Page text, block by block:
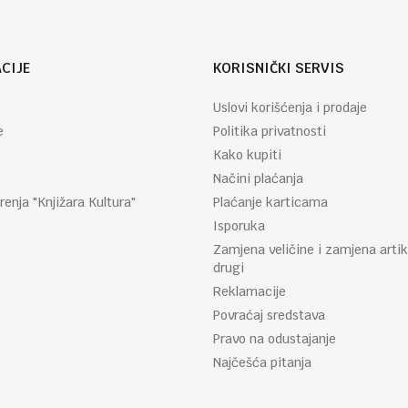
"Knjižara Kultura"
KORISNIČKI SERVIS
Uslovi korišćenja i prodaje
Politika privatnosti
Kako kupiti
Načini plaćanja
Plaćanje karticama
Isporuka
Zamjena veličine i zamjena
drugi
Reklamacije
Povraćaj sredstava
Pravo na odustajanje
Najčešća pitanja